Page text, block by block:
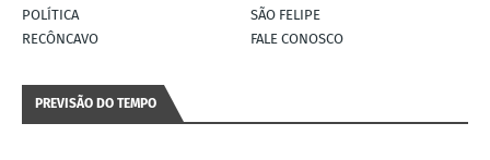
POLÍTICA
SÃO FELIPE
RECÔNCAVO
FALE CONOSCO
PREVISÃO DO TEMPO